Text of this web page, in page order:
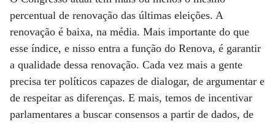
percentual de renovação das últimas eleições. A
renovação é baixa, na média. Mais importante do que
esse índice, e nisso entra a função do Renova, é garantir
a qualidade dessa renovação. Cada vez mais a gente
precisa ter políticos capazes de dialogar, de argumentar e
de respeitar as diferenças. E mais, temos de incentivar
parlamentares a buscar consensos a partir de dados, de